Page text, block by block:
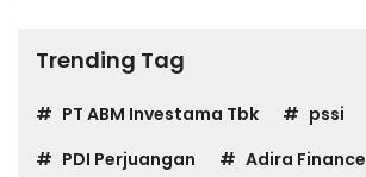
Trending Tag
PT ABM Investama Tbk
pssi
PDI Perjuangan
Adira Finance